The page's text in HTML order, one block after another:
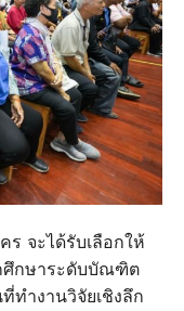
จะได้รับเลือกให้
ศึกษาระดับบัณฑิต
ทำงานวิจัยเชิงลึก